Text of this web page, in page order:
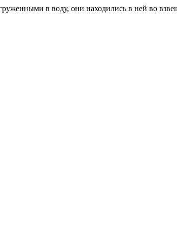
в воду, они находились в ней во